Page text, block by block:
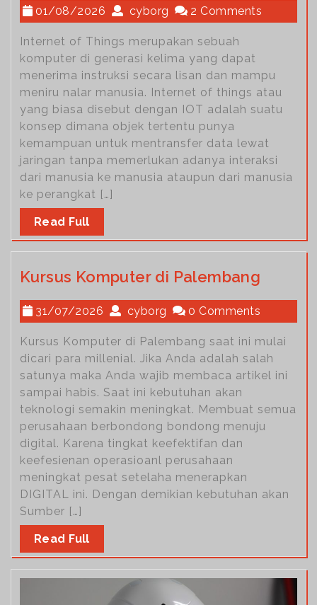
01/08/2026 cyborg 2 Comments
Internet of Things merupakan sebuah
komputer di generasi kelima yang dapat
menerima instruksi secara lisan dan mampu
meniru nalar manusia. Internet of things atau
yang biasa disebut dengan IOT adalah suatu
konsep dimana objek tertentu punya
kemampuan untuk mentransfer data lewat
jaringan tanpa memerlukan adanya interaksi
dari manusia ke manusia ataupun dari manusia
ke perangkat […]
Read Full
Kursus Komputer di Palembang
31/07/2026 cyborg 0 Comments
Kursus Komputer di Palembang saat ini mulai
dicari para millenial. Jika Anda adalah salah
satunya maka Anda wajib membaca artikel ini
sampai habis. Saat ini kebutuhan akan
teknologi semakin meningkat. Membuat semua
perusahaan berbondong bondong menuju
digital. Karena tingkat keefektifan dan
keefesienan operasioanl perusahaan
meningkat pesat setelaha menerapkan
DIGITAL ini. Dengan demikian kebutuhan akan
Sumber […]
Read Full